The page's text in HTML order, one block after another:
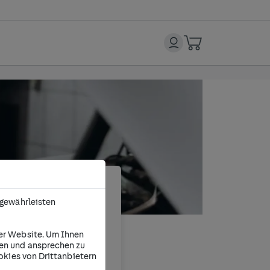
Website. Um Ihnen
und ansprechen zu
von Drittanbietern
muss
der StVZO